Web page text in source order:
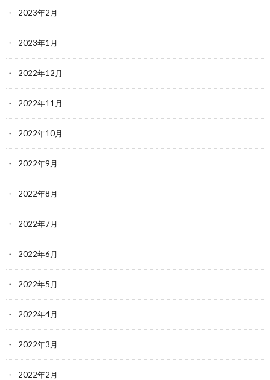
2023年2月
2023年1月
2022年12月
2022年11月
2022年10月
2022年9月
2022年8月
2022年7月
2022年6月
2022年5月
2022年4月
2022年3月
2022年2月